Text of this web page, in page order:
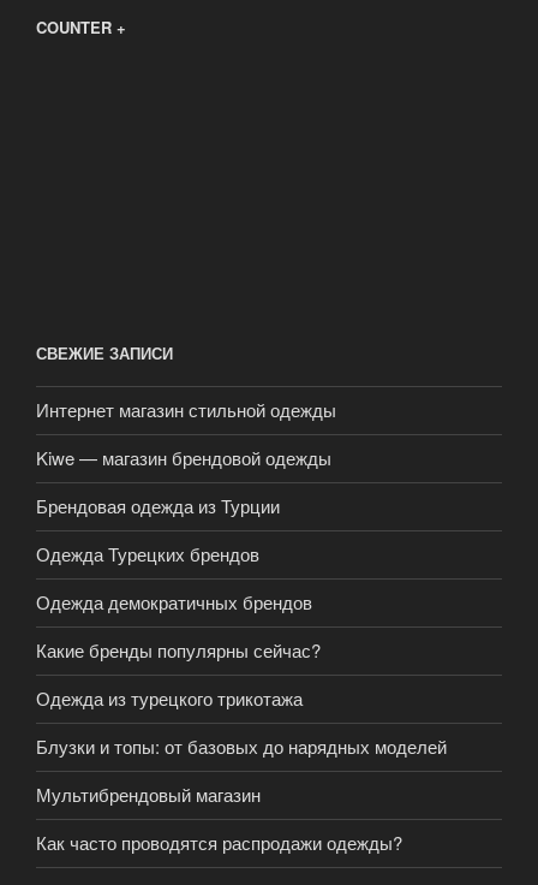
COUNTER +
СВЕЖИЕ ЗАПИСИ
Интернет магазин стильной одежды
Kiwe — магазин брендовой одежды
Брендовая одежда из Турции
Одежда Турецких брендов
Одежда демократичных брендов
Какие бренды популярны сейчас?
Одежда из турецкого трикотажа
Блузки и топы: от базовых до нарядных моделей
Мультибрендовый магазин
Как часто проводятся распродажи одежды?